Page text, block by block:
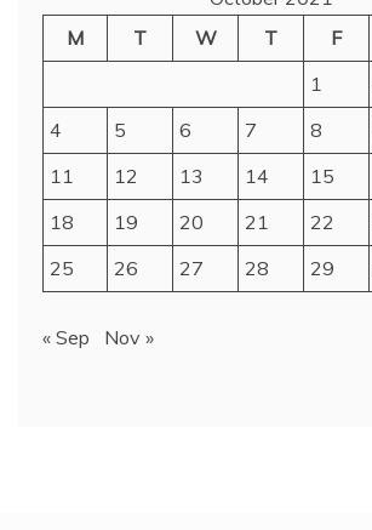
M
T W T F
1
4
5 6 7 8
11
12 13 14 15
18
19 20 21 22
25
26 27 28 29
« Sep Nov »